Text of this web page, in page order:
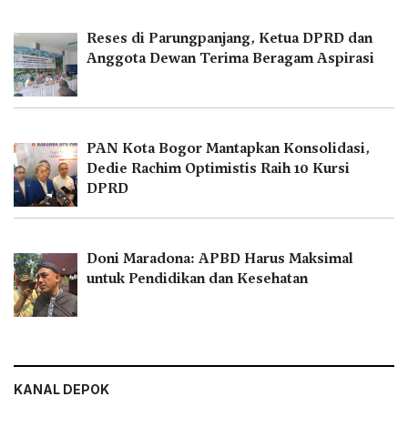
Reses di Parungpanjang, Ketua DPRD dan
Anggota Dewan Terima Beragam Aspirasi
PAN Kota Bogor Mantapkan Konsolidasi,
Dedie Rachim Optimistis Raih 10 Kursi
DPRD
Doni Maradona: APBD Harus Maksimal
untuk Pendidikan dan Kesehatan
KANAL DEPOK